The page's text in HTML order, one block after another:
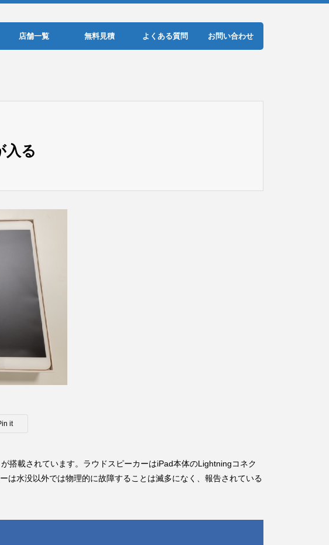
店舗一覧 無料見積 よくある質問 お問い合わせ
入る
it
搭載されています。ラウドスピーカーはiPad本体のLightningコネク
は水没以外では物理的に故障することは滅多になく、報告されている